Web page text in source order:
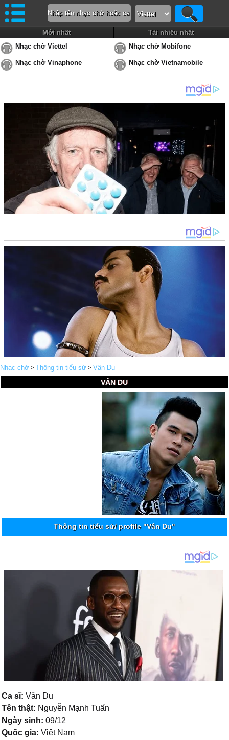
Mới nhất
Tải nhiều nhất
Nhạc chờ Viettel
Nhạc chờ Mobifone
Nhạc chờ Vinaphone Nhạc chờ Vietnamobile
Nhạc chờ > Thông tin tiểu sử > Vân Du
VÂN DU
Thông tin tiểu sử/ profile "Vân Du"
Ca sĩ: Vân Du
Tên thật: Nguyễn Mạnh Tuấn
Ngày sinh: 09/12
Quốc gia: Việt Nam